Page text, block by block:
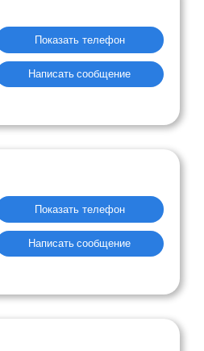
Показать телефон
Написать сообщение
Показать телефон
Написать сообщение